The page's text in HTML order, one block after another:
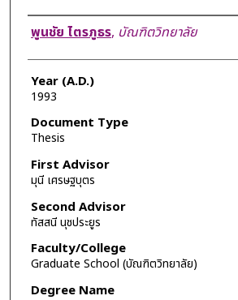
Author
พูนชัย ไตรภูธร, บัณฑิตวิทยาลัย
Year (A.D.)
1993
Document Type
Thesis
First Advisor
มุนี เศรษฐบุตร
Second Advisor
ทัสสนี นุชประยูร
Faculty/College
Graduate School (บัณฑิตวิทยาลัย)
Degree Name